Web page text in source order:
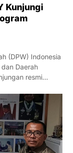
Kunjungi
(DPW) Indonesia
Daerah
resmi…